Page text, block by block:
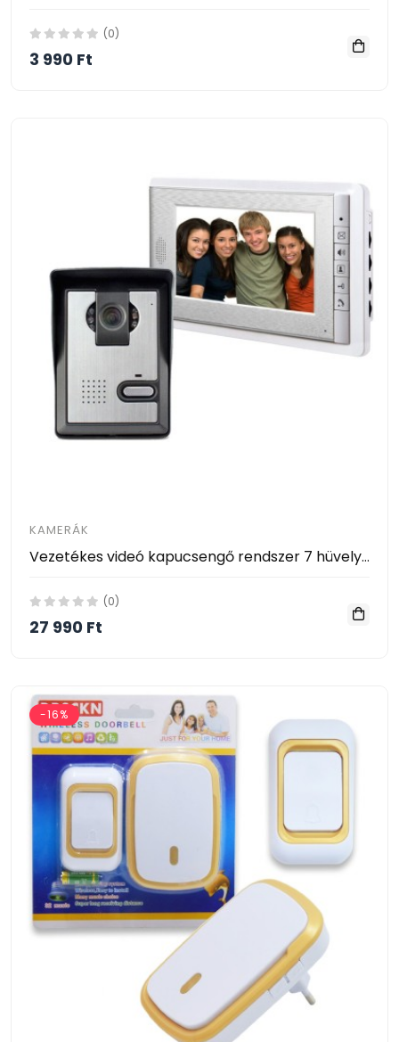
(0)
3 990 Ft
KAMERÁK
Vezetékes videó kapucsengő rendszer 7 hüvelykes LCD monitor színes videó - Video DoorPHone For Villa
(0)
27 990 Ft
-16%